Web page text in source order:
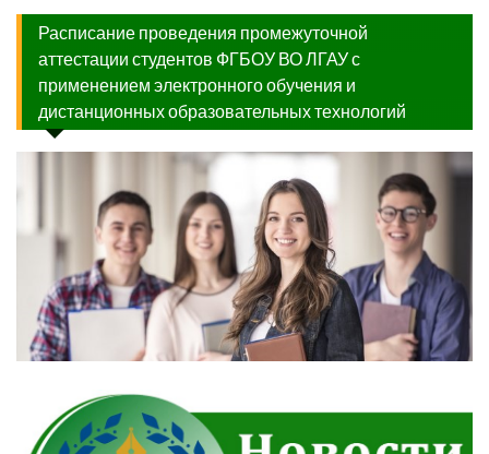
Расписание проведения промежуточной
аттестации студентов ФГБОУ ВО ЛГАУ с
применением электронного обучения и
дистанционных образовательных технологий